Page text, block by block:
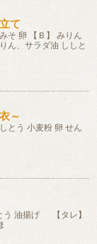
て
そ 卵 【Ｂ】 みりん
ん、サラダ油 ししと
～
とう 小麦粉 卵 せん
う 油揚げ 【タレ】